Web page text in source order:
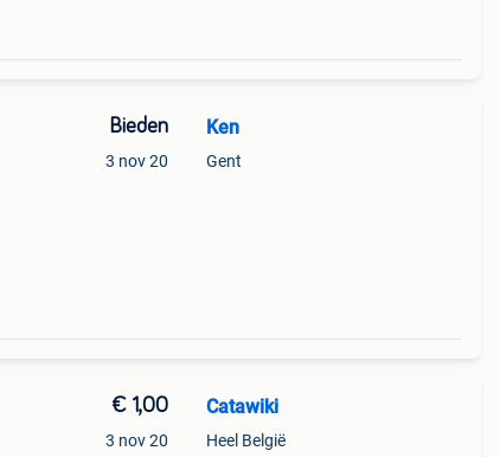
Bieden
3 nov 20
Ken
Gent
€ 1,00
3 nov 20
Catawiki
Heel België